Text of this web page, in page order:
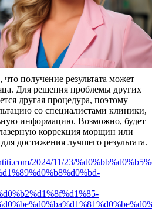
получение результата может
Для решения проблемы других
другая процедура, поэтому
со специалистами клиники,
информацию. Возможно, будет
коррекция морщин или
достижения лучшего результата.
2024/11/23/